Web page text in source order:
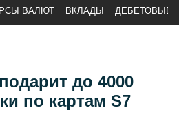
ВАЛЮТ ВКЛАДЫ ДЕБЕТОВЫЕ
до 4000
по картам S7